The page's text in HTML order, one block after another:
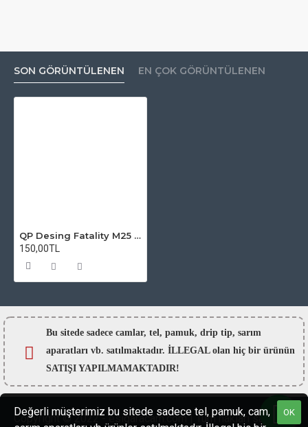
SON GÖRÜNTÜLENEN EN ÇOK GÖRÜNTÜLENEN
QP Desing Fatality M25 RTA Atomizer Camı
150,00TL
Bu sitede sadece camlar, tel, pamuk, drip tip, sarım
aparatları vb. satılmaktadır. İLLEGAL olan hiç bir ürünün
SATIŞI YAPILMAMAKTADIR!
Copyright © 2022 - esigaracam.com | Tüm hakları saklıdır.OK
Değerli müşterimiz bu sitede sadece tel, pamuk, cam,